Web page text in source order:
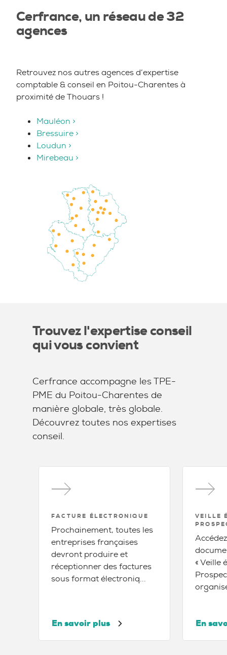
Cerfrance, un réseau de 32
agences
Retrouvez nos autres agences d’expertise
comptable & conseil en Poitou-Charentes à
proximité de Thouars !
Mauléon >
Bressuire >
Loudun >
Mirebeau >
Trouvez l'expertise conseil
qui vous convient
Cerfrance accompagne les TPE-
PME du Poitou-Charentes de
manière globale, très globale.
Découvrez toutes nos expertises
conseil.
FACTURE ÉLECTRONIQUE
Prochainement, toutes les
entreprises françaises
devront produire et
réceptionner des factures
sous format électroniq...
En savoir plus
VEILLE
« Veille
En